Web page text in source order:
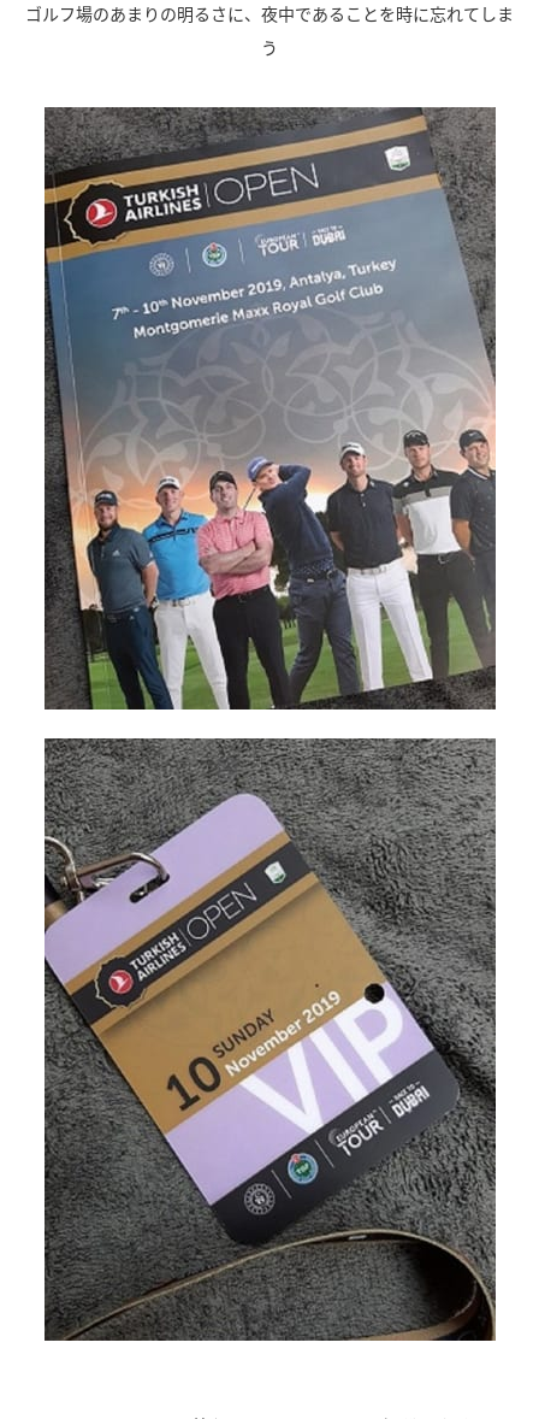
ゴルフ場のあまりの明るさに、夜中であることを時に忘れてしま
う